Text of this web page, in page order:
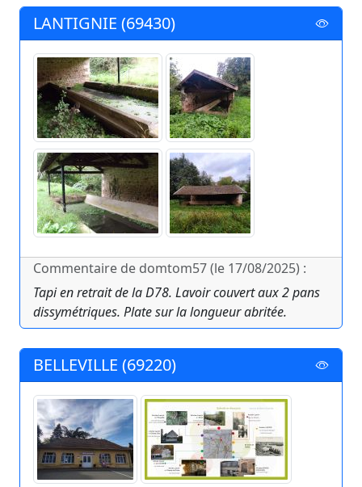
LANTIGNIE (69430)
Commentaire de domtom57 (le 17/08/2025) :
Tapi en retrait de la D78. Lavoir couvert aux 2 pans
dissymétriques. Plate sur la longueur abritée.
BELLEVILLE (69220)